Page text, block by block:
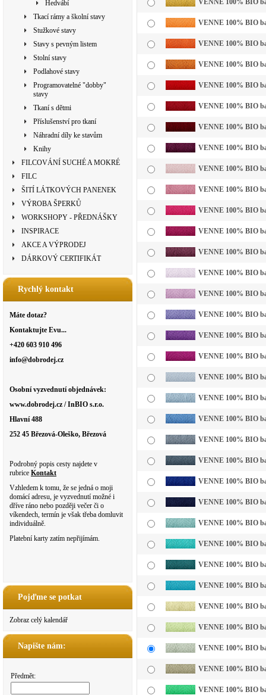
Hedvábí
Tkací rámy a školní stavy
Stužkové stavy
Stavy s pevným listem
Stolní stavy
Podlahové stavy
Programovatelné "dobby"
stavy
Tkaní s dětmi
Příslušenství pro tkaní
Náhradní díly ke stavům
Knihy
FILCOVÁNÍ SUCHÉ A MOKRÉ
FILC
ŠITÍ LÁTKOVÝCH PANENEK
VÝROBA ŠPERKŮ
WORKSHOPY - PŘEDNÁŠKY
INSPIRACE
AKCE A VÝPRODEJ
DÁRKOVÝ CERTIFIKÁT
Rychlý kontakt
Máte dotaz?
Kontaktujte Evu...
+420 603 910 496
info@dobrodej.cz
Osobní vyzvednutí objednávek:
www.dobrodej.cz / InBIO s.r.o.
Hlavní 488
252 45 Březová-Oleško, Březová
Podrobný popis cesty najdete v
rubrice Kontakt
Vzhledem k tomu, že se jedná o moji
domácí adresu, je vyzvednutí možné i
dříve ráno nebo později večer či o
víkendech, termín je však třeba domluvit
individuálně.
Platební karty zatím nepřijímám.
Pojďme se potkat
Zobraz celý kalendář
Napište nám:
Předmět:
VENNE 100% BIO
VENNE 100% BIO
VENNE 100% BIO
VENNE 100% BIO
VENNE 100% BIO
VENNE 100% BIO
VENNE 100% BIO
VENNE 100% BIO
VENNE 100% BIO
VENNE 100% BIO
VENNE 100% BIO
VENNE 100% BIO
VENNE 100% BIO
VENNE 100% BIO
VENNE 100% BIO
VENNE 100% BIO
VENNE 100% BIO
VENNE 100% BIO
VENNE 100% BIO
VENNE 100% BIO
VENNE 100% BIO
VENNE 100% BIO
VENNE 100% BIO
VENNE 100% BIO
VENNE 100% BIO
VENNE 100% BIO
VENNE 100% BIO
VENNE 100% BIO
VENNE 100% BIO
VENNE 100% BIO
VENNE 100% BIO
VENNE 100% BIO
VENNE 100% BIO
VENNE 100% BIO